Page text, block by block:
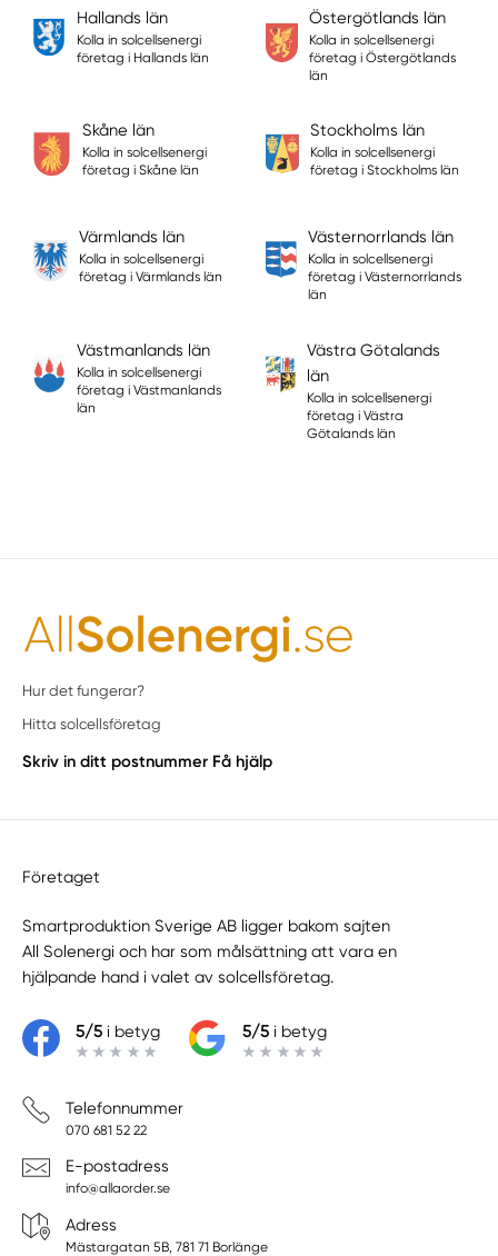
Hallands län
Kolla in solcellsenergi
företag i Hallands län
Östergötlands län
Kolla in solcellsenergi
företag i Östergötlands
län
Skåne län
Kolla in solcellsenergi
företag i Skåne län
Stockholms län
Kolla in solcellsenergi
företag i Stockholms län
Värmlands län
Kolla in solcellsenergi
företag i Värmlands län
Västernorrlands län
Kolla in solcellsenergi
företag i Västernorrlands
län
Västmanlands län
Kolla in solcellsenergi
företag i Västmanlands
län
Västra Götalands
län
Kolla in solcellsenergi
företag i Västra
Götalands län
Hur det fungerar?
Hitta solcellsföretag
Skriv in ditt postnummer Få hjälp
Företaget
Smartproduktion Sverige AB ligger bakom sajten
All Solenergi och har som målsättning att vara en
hjälpande hand i valet av solcellsföretag.
5/5i betyg 5/5i betyg
Telefonnummer
070 681 52 22
E-postadress
info@allaorder.se
Adress
Mästargatan 5B, 781 71 Borlänge